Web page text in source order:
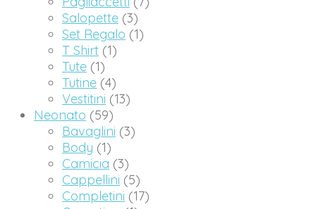
Salopette (3)
Set Regalo (1)
T Shirt (1)
Tute (1)
Tutine (4)
Vestitini (13)
Neonato (59)
Bavaglini (3)
Body (1)
Camicia (3)
Cappellini (5)
Completini (17)